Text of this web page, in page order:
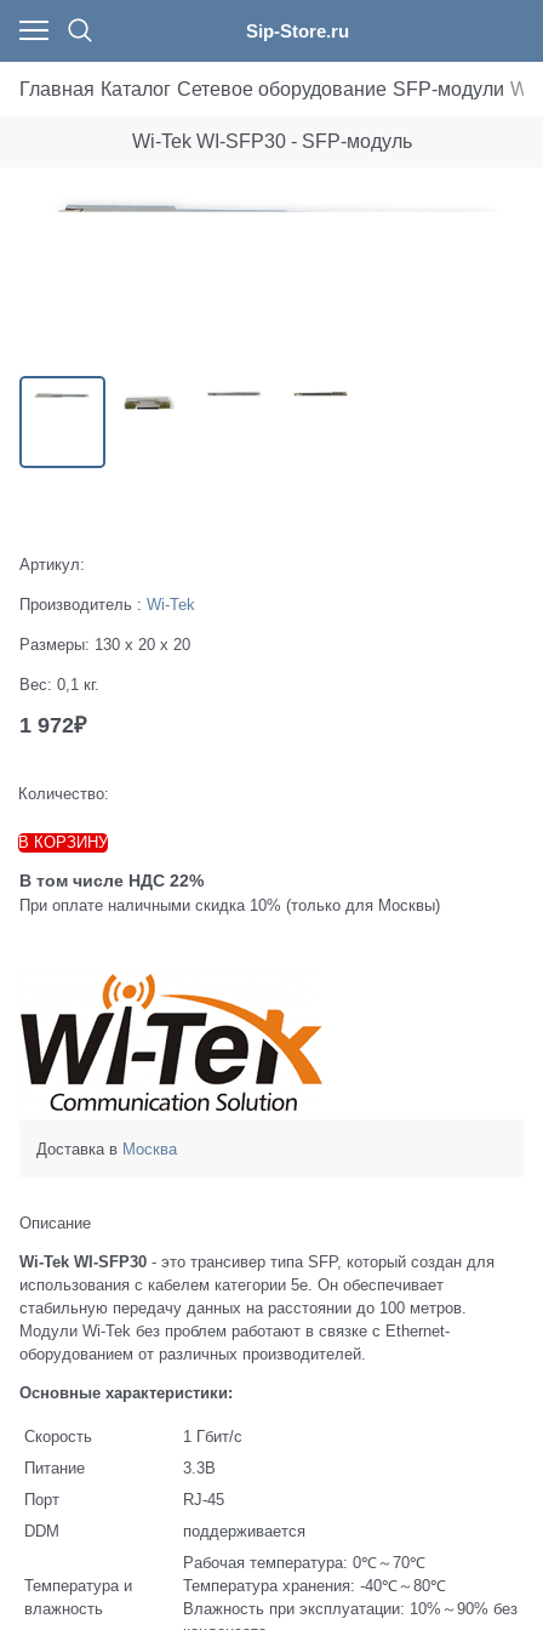
Sip-Store.ru
Главная Каталог Сетевое оборудование SFP-модули Wi-
Wi-Tek WI-SFP30 - SFP-модуль
Артикул:
Производитель : Wi-Tek
Размеры: 130 x 20 x 20
Вес: 0,1 кг.
1 972₽
Количество:
В КОРЗИНУ
В том числе НДС 22%
При оплате наличными скидка 10% (только для Москвы)
Доставка в Москва
Описание
Wi-Tek WI-SFP30 - это трансивер типа SFP, который создан для
использования с кабелем категории 5e. Он обеспечивает
стабильную передачу данных на расстоянии до 100 метров.
Модули Wi-Tek без проблем работают в связке с Ethernet-
оборудованием от различных производителей.
Основные характеристики:
Скорость
1 Гбит/с
Питание
3.3В
Порт
RJ-45
DDM
поддерживается
Температура и
влажность
Рабочая температура: 0℃～70℃
Температура хранения: -40℃～80℃
Влажность при эксплуатации: 10%～90% без